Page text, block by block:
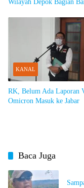
Wilayah Depok Bagian
KANAL
RK, Belum Ada Laporan
Omicron Masuk ke Jabar
Baca Juga